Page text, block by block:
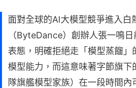
面對全球的AI大模型競爭進入白
（ByteDance）創辦人張一鳴
表態，明確拒絕走「模型蒸餾」
模型能力，而這意味著字節旗下
隊旗艦模型家族）在一段時間